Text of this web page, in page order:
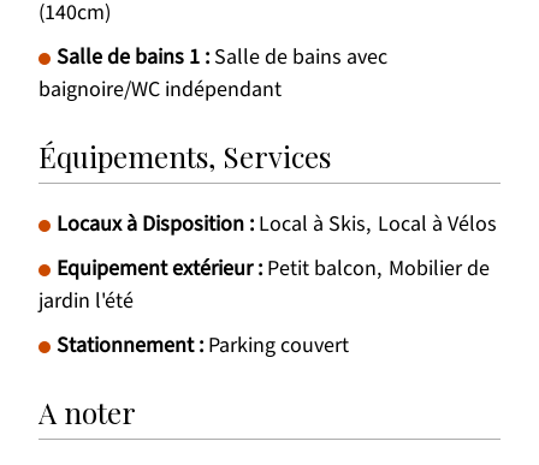
(140cm)
Salle de bains 1 : Salle de bains avec
baignoire/WC indépendant
Équipements, Services
Locaux à Disposition : Local à Skis Local à Vélos
Equipement extérieur: Petit balcon Mobilier de
jardin l'été
Stationnement: Parking couvert
A noter